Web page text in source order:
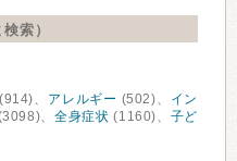
索）
(914)、 アレルギー (502)、 イン
、 全身症状 (1160)、 子ど